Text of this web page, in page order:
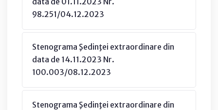
98.251/04.12.2023
Stenograma Şedinţei extraordinare din
data de 14.11.2023 Nr.
100.003/08.12.2023
Stenograma Şedinţei extraordinare din